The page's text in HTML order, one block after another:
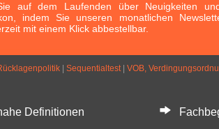
auf dem Laufenden über Neuigkeiten
indem Sie unseren monatlichen
mit einem Klick abbestellbar.
Sequentialtest| VOB,
Definitionen